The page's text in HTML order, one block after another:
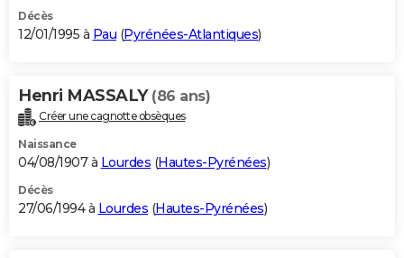
Décès
12/01/1995 à Pau (Pyrénées-Atlantiques)
Henri MASSALY (86 ans)
Créer une cagnotte obsèques
Naissance
04/08/1907 à Lourdes (Hautes-Pyrénées)
Décès
27/06/1994 à Lourdes (Hautes-Pyrénées)